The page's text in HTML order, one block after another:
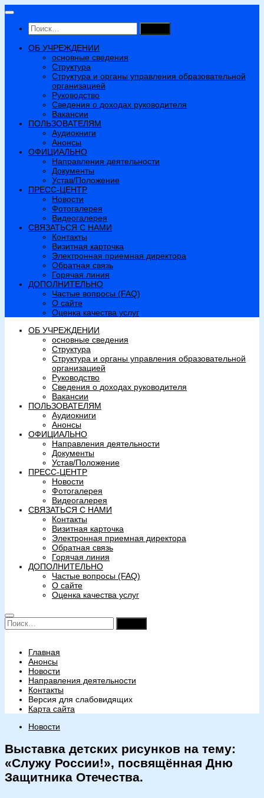
Перейти
содержимому
Найти:
ОБ УЧРЕЖДЕНИИ
основные сведения
Структура
Структура и органы управления образовательной
организацией
Руководство
Сведения о доходах руководителя
Вакансии
ПОЛЬЗОВАТЕЛЯМ
Аудиокниги
Анонсы
ОФИЦИАЛЬНО
Направления деятельности
Документы
Устав/Положение
ПРЕСС-ЦЕНТР
Новости
Фотогалерея
Видеогалерея
СВЯЗАТЬСЯ С НАМИ
Контакты
Визитная карточка
Электронная приемная директора
Обратная связь
Горячая линия
ДОПОЛНИТЕЛЬНО
Частые вопросы (FAQ)
О сайте
Оценка качества услуг
ОБ УЧРЕЖДЕНИИ
основные сведения
Структура
Структура и органы управления образовательной
организацией
Руководство
Сведения о доходах руководителя
Вакансии
ПОЛЬЗОВАТЕЛЯМ
Аудиокниги
Анонсы
ОФИЦИАЛЬНО
Направления деятельности
Документы
Устав/Положение
ПРЕСС-ЦЕНТР
Новости
Фотогалерея
Видеогалерея
СВЯЗАТЬСЯ С НАМИ
Контакты
Визитная карточка
Электронная приемная директора
Обратная связь
Горячая линия
ДОПОЛНИТЕЛЬНО
Частые вопросы (FAQ)
О сайте
Оценка качества услуг
Найти:
Главная
Анонсы
Новости
Направления деятельности
Контакты
Версия для слабовидящих
Карта сайта
Новости
Выставка детских рисунков на тему:
«Служу России!», посвящённая Дню
Защитника Отечества.